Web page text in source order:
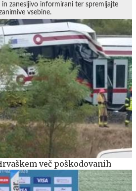
zanesljivo informirani ter spremljajte
vsebine.
več poškodovanih